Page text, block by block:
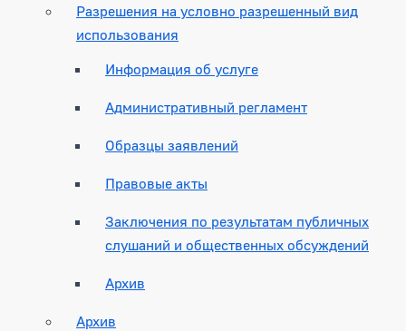
Разрешения на условно разрешенный вид
использования
Информация об услуге
Административный регламент
Образцы заявлений
Правовые акты
Заключения по результатам публичных
слушаний и общественных обсуждений
Архив
Архив